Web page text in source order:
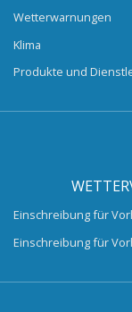
Wetterwarnungen
Klima
Produkte und
Einschreibung für
Einschreibung für